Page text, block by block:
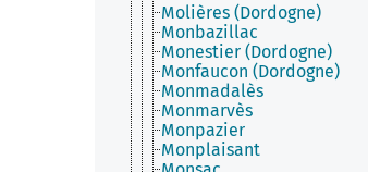
Molières (Dordogne)
Monbazillac
Monestier (Dordogne)
Monfaucon (Dordogne)
Monmadalès
Monmarvès
Monpazier
Monplaisant